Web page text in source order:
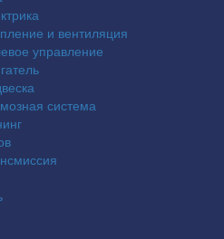
и вентиляция
управление
система